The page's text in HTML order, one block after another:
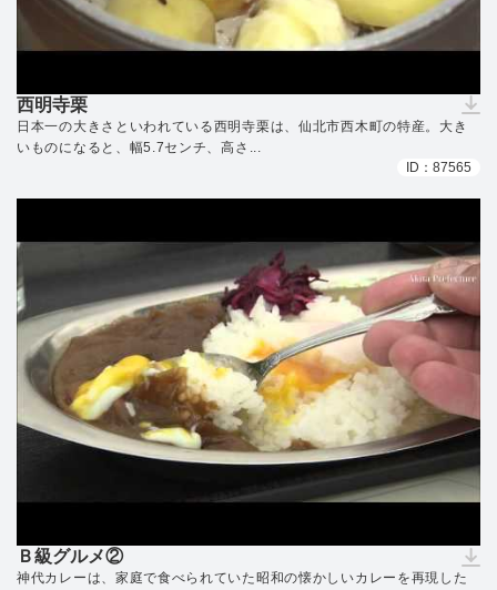
西明寺栗
（ダウンロードできません）
日本一の大きさといわれている西明寺栗は、仙北市西木町の特産。大き
いものになると、幅5.7センチ、高さ...
ID：87565
Ｂ級グルメ②
（ダウンロードできません）
神代カレーは、家庭で食べられていた昭和の懐かしいカレーを再現した